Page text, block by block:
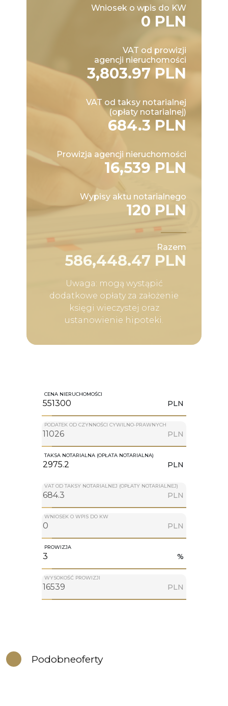
Wniosek o wpis do KW
0 PLN
VAT od prowizji
agencji nieruchomości
3,803.97 PLN
VAT od taksy notarialnej
(opłaty notarialnej)
684.3 PLN
Prowizja agencji nieruchomości
16,539 PLN
Wypisy aktu notarialnego
120 PLN
Razem
586,448.47 PLN
Uwaga: mogą wystąpić
dodatkowe opłaty za założenie
księgi wieczystej oraz
ustanowienie hipoteki.
CENA NIERUCHOMOŚCI
PLN
PODATEK OD CZYNNOŚCI CYWILNO-PRAWNYCH
PLN
TAKSA NOTARIALNA (OPŁATA NOTARIALNA)
PLN
VAT OD TAKSY NOTARIALNEJ (OPŁATY NOTARIALNEJ)
PLN
WNIOSEK O WPIS DO KW
PLN
PROWIZJA
%
WYSOKOŚĆ PROWIZJI
PLN
Podobneoferty